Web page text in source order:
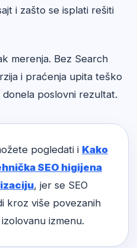
i zašto se isplati rešiti
merenja. Bez Search
i praćenja upita teško
donela poslovni rezultat.
pogledati i Kako
SEO higijena
, jer se SEO
kroz više povezanih
izmenu.